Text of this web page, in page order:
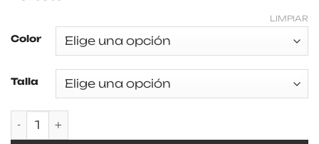
Color
Talla
LIMPIAR
Blazer satinada cantidad